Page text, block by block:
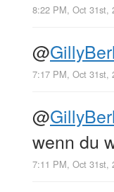
8:22 PM, Oct 31st,
@
7:17 PM, Oct 31st,
@
wenn du
7:11 PM, Oct 31st,